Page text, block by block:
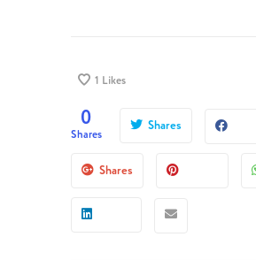
1 Likes
0
Shares
Shares
Shares